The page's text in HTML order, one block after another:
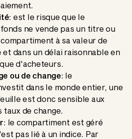
: est le risque que le
ne vende pas un titre ou
à sa valeur de
et dans un délai raisonnable en
d'acheteurs.
ou de change: le
dans le monde entier, une
est donc sensible aux
de change.
: le compartiment est géré
pas lié à un indice. Par